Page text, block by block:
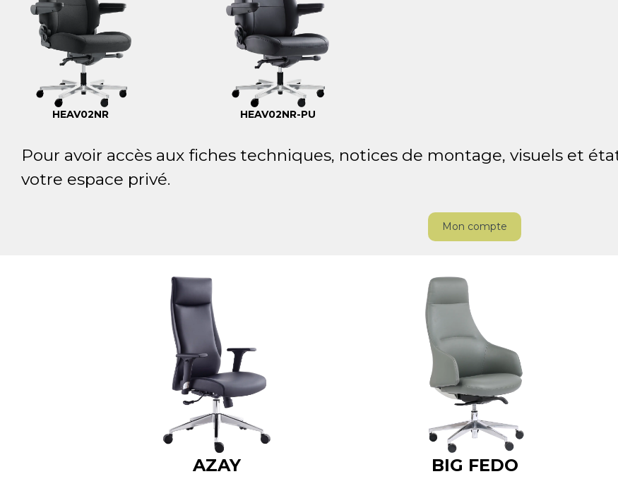
HEAV02NR HEAV02NR-PU
Pour avoir accès aux fiches techniques, notices de montage, visuels et
votre espace privé.
Mon compte
AZAY BIG FEDO